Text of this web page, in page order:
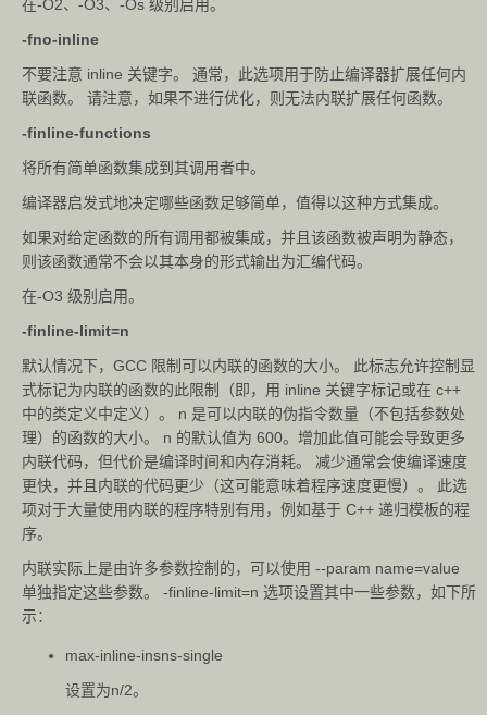
在-O2、-O3、-Os 级别启用。
-fno-inline
不要注意 inline 关键字。 通常，此选项用于防止编译器扩展任何内
联函数。 请注意，如果不进行优化，则无法内联扩展任何函数。
-finline-functions
将所有简单函数集成到其调用者中。
编译器启发式地决定哪些函数足够简单，值得以这种方式集成。
如果对给定函数的所有调用都被集成，并且该函数被声明为静态，
则该函数通常不会以其本身的形式输出为汇编代码。
在-O3 级别启用。
-finline-limit=n
默认情况下，GCC 限制可以内联的函数的大小。 此标志允许控制显
式标记为内联的函数的此限制（即，用 inline 关键字标记或在 c++
中的类定义中定义）。 n 是可以内联的伪指令数量（不包括参数处
理）的函数的大小。 n 的默认值为 600。增加此值可能会导致更多
内联代码，但代价是编译时间和内存消耗。 减少通常会使编译速度
更快，并且内联的代码更少（这可能意味着程序速度更慢）。 此选
项对于大量使用内联的程序特别有用，例如基于 C++ 递归模板的程
序。
内联实际上是由许多参数控制的，可以使用 --param name=value
单独指定这些参数。 -finline-limit=n 选项设置其中一些参数，如下所
示：
max-inline-insns-single
设置为n/2。